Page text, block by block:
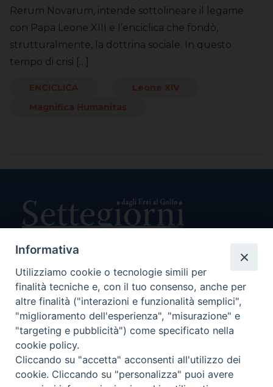
Rerum Novarum, intende sottolineare il legame
con Papa Leone XIII e l’enciclica che fondò,
strutturalmente, la dottrina sociale. In questo
tempo di crisi […]
ENCICLICA
Leone XIV
Magnifica Humanitas
Direttore Responsabile Giuseppe Rabita
Direttore Amministrativo Salvatore Bruno
Editore e Proprietà Opera di Religione della Diocesi di Piazza
Armerina,
Via Cammarata, 21 – Piazza Armerina
P. I. 01121870867
Autorizzazione Tribunale di Enna n. 113 del 24/2/2007
SEGUICI SU:
Informativa
Utilizziamo cookie o tecnologie simili per
finalità tecniche e, con il tuo consenso, anche per
altre finalità ("interazioni e funzionalità semplici",
"miglioramento dell'esperienza", "misurazione" e
"targeting e pubblicità") come specificato nella
cookie policy.
Cliccando su "accetta" acconsenti all'utilizzo dei
cookie. Cliccando su "personalizza" puoi avere